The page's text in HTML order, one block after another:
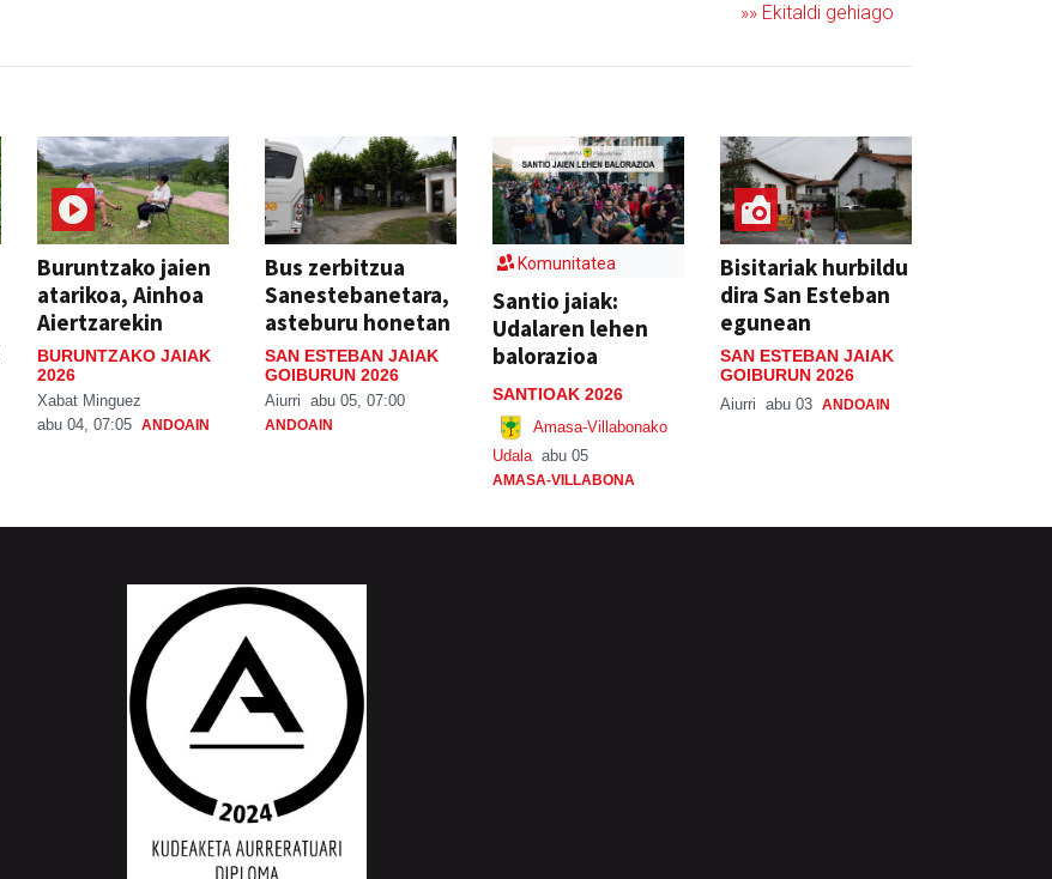
»» Ekitaldi gehiago
Buruntzako jaien
atarikoa, Ainhoa
Aiertzarekin
BURUNTZAKO JAIAK
2026
Xabat Minguez
abu 04, 07:05 ANDOAIN
Bus zerbitzua
Sanestebanetara,
asteburu honetan
SAN ESTEBAN JAIAK
GOIBURUN 2026
Aiurri abu 05, 07:00
ANDOAIN
Komunitatea
Santio jaiak:
Udalaren lehen
balorazioa
SANTIOAK 2026
Amasa-Villabonako
Udala abu 05
AMASA-VILLABONA
Bisitariak hurbildu
dira San Esteban
egunean
SAN ESTEBAN JAIAK
GOIBURUN 2026
Aiurri abu 03 ANDOAIN